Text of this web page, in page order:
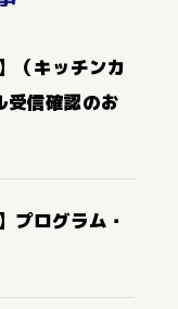
（キッチンカ
受信確認のお
プログラム・